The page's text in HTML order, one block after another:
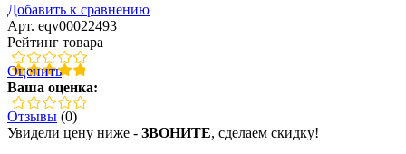
Добавить к сравнению
Арт. eqv00022493
Рейтинг товара
Оценить
Ваша оценка:
Отзывы (0)
Увидели цену ниже - ЗВОНИТЕ, сделаем скидку!